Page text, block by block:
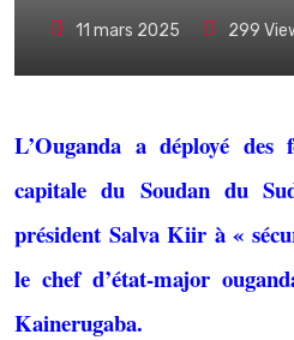
11 mars 2025 299
L’Ouganda a déployé des
capitale du Soudan du
président Salva Kiir à «
le chef d’état-major
Kainerugaba.